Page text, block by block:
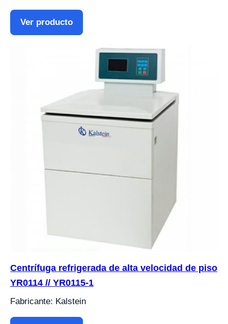
Ver producto
Centrífuga refrigerada de alta velocidad de piso
YR0114 // YR0115-1
Fabricante: Kalstein